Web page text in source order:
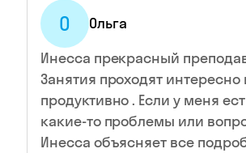
О Ольга
Инесса прекрасный
Занятия проходят интересно
продуктивно . Если у меня
какие-то проблемы или
Инесса объясняет все